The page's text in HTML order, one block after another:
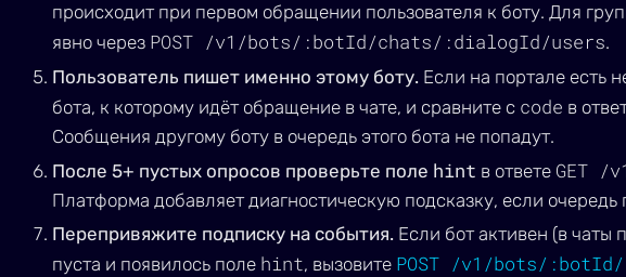
происходит при первом обращении пользователя к боту. Для
явно через POST /v1/bots/:botId/chats/:dialogId/users.
Пользователь пишет именно этому боту. Если на портале есть
бота, к которому идёт обращение в чате, и сравните с code в
Сообщения другому боту в очередь этого бота не попадут.
После 5+ пустых опросов проверьте поле hint в ответе GET /
Платформа добавляет диагностическую подсказку, если очередь
Перепривяжите подписку на события. Если бот активен (в чаты
пуста и появилось поле hint, вызовите POST /v1/bots/